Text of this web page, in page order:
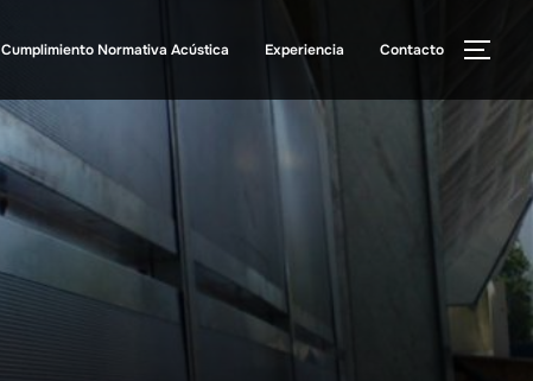
Cumplimiento Normativa Acústica Experiencia Contacto